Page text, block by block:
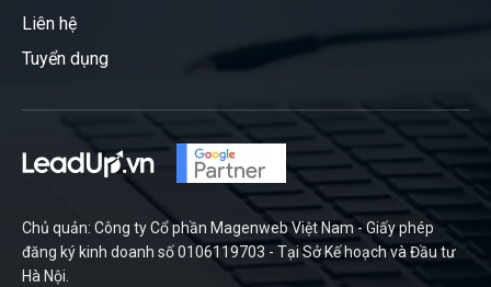
Liên hệ
Tuyển dụng
Chủ quản: Công ty Cổ phần Magenweb Việt Nam - Giấy phép
đăng ký kinh doanh số 0106119703 - Tại Sở Kế hoạch và Đầu tư
Hà Nội.